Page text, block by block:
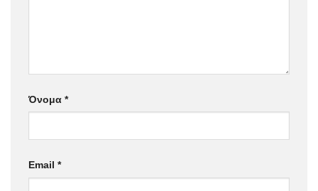
Όνομα *
Email *